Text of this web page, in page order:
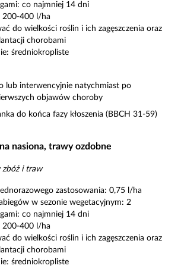
co najmniej 14 dni
200-400 l/ha
do wielkości roślin i ich zagęszczenia oraz
chorobami
średniokropliste
lub interwencyjnie natychmiast po
objawów choroby
do końca fazy kłoszenia (BBCH 31-59)
nasiona, trawy ozdobne
zbóż i traw
zastosowania: 0,75 l/ha
w sezonie wegetacyjnym: 2
co najmniej 14 dni
200-400 l/ha
do wielkości roślin i ich zagęszczenia oraz
chorobami
średniokropliste